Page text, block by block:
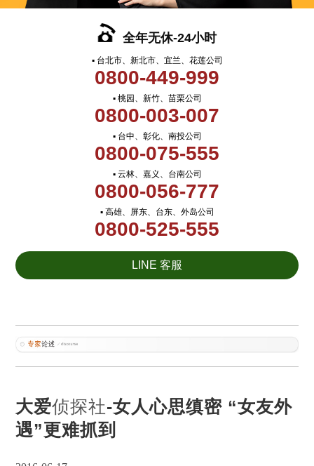
全年无休-24小时
▪ 台北市、新北市、宜兰、花莲公司
0800-449-999
▪ 桃园、新竹、苗栗公司
0800-003-007
▪ 台中、彰化、南投公司
0800-075-555
▪ 云林、嘉义、台南公司
0800-056-777
▪ 高雄、屏东、台东、外岛公司
0800-525-555
LINE 客服
大爱侦探社-女人心思缜密 “女友外
遇”更难抓到